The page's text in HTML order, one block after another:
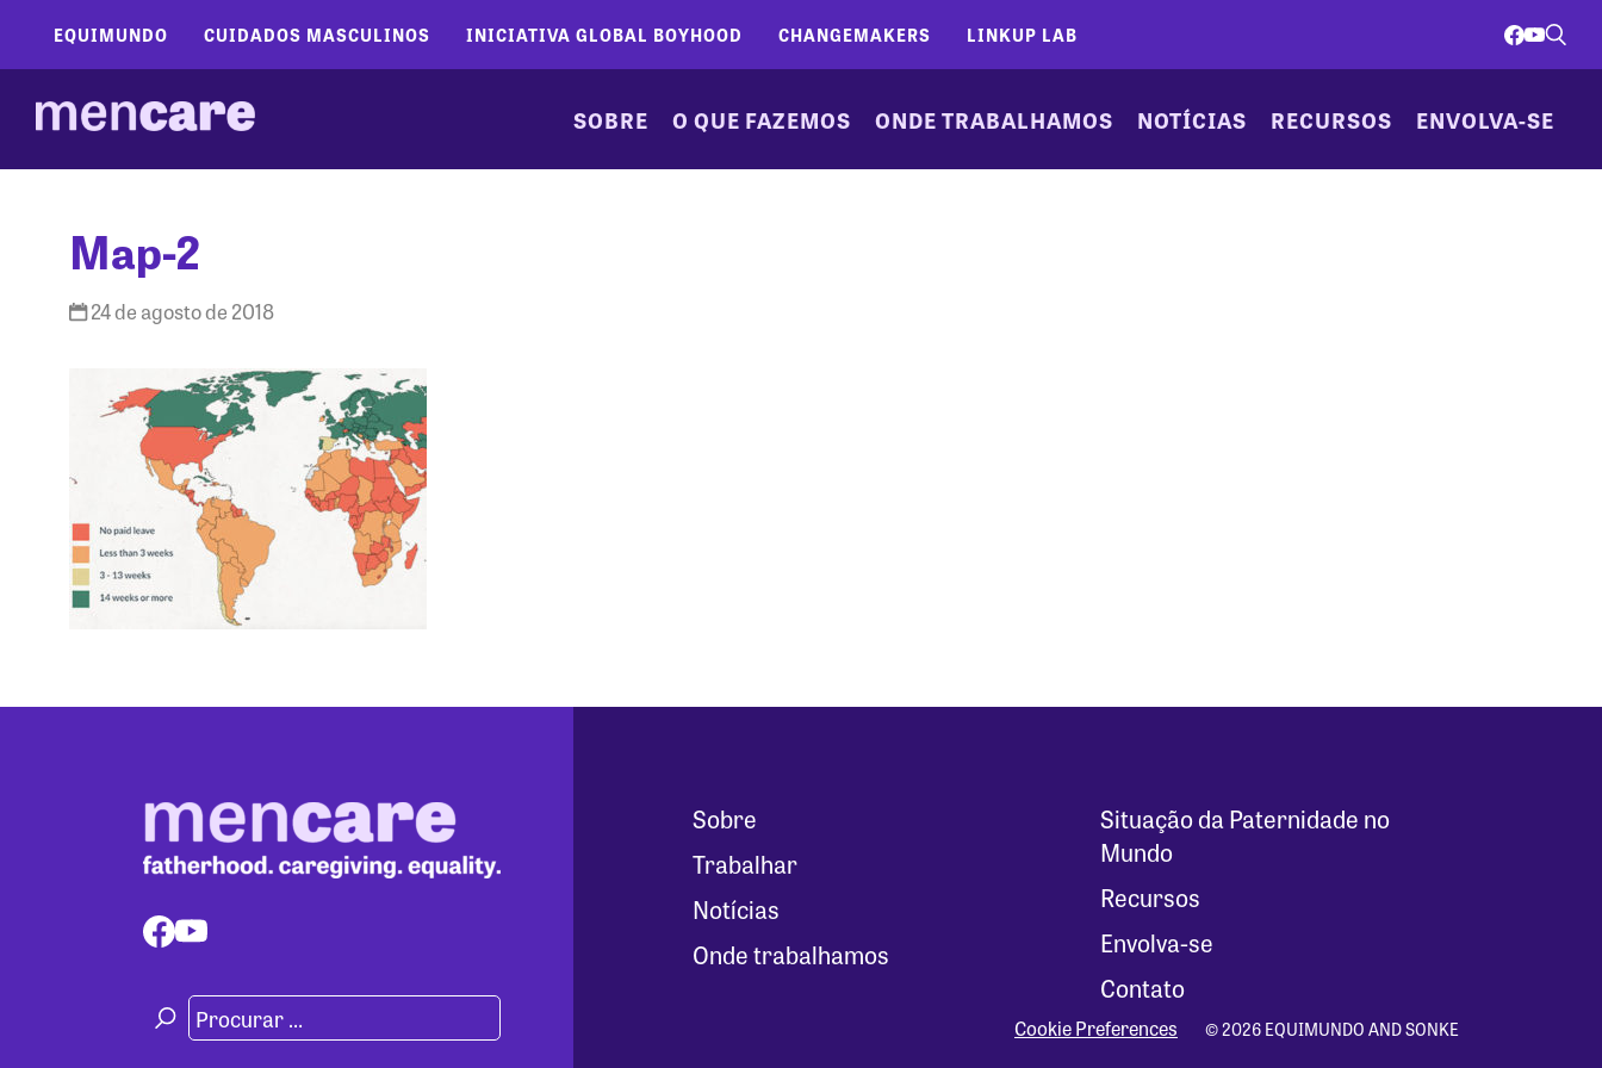
EQUIMUNDO CUIDADOS MASCULINOS INICIATIVA GLOBAL BOYHOOD CHANGEMAKERS LINKUP LAB
SOBRE O QUE FAZEMOS ONDE TRABALHAMOS NOTÍCIAS RECURSOS ENVOLVA-SE
Map-2
24 de agosto de 2018
Sobre
Trabalhar
Notícias
Onde trabalhamos
Situação da Paternidade no
Mundo
Recursos
Envolva-se
Contato
Cookie Preferences © 2026 EQUIMUNDO AND SONKE